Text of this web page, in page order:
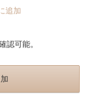
追加
認可能。